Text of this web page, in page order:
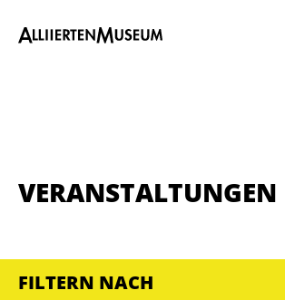
VERANSTALTUNGEN
FILTERN NACH